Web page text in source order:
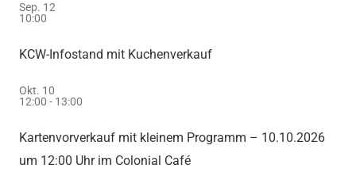
Sep. 12
10:00
KCW-Infostand mit Kuchenverkauf
Okt. 10
12:00 - 13:00
Kartenvorverkauf mit kleinem Programm – 10.10.2026
um 12:00 Uhr im Colonial Café